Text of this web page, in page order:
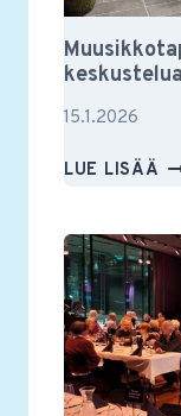
15.1.2026
LUE LISÄÄ